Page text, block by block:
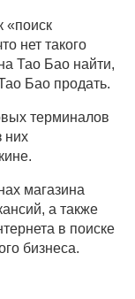
«поиск
нет такого
Тао Бао найти,
Бао продать.
терминалов
них
магазина
а также
в поиске
бизнеса.